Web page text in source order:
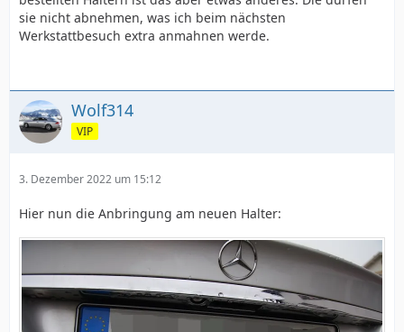
sie nicht abnehmen, was ich beim nächsten
Werkstattbesuch extra anmahnen werde.
Wolf314
VIP
3. Dezember 2022 um 15:12
Hier nun die Anbringung am neuen Halter: